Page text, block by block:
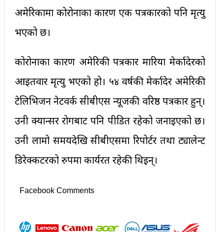
अमेरिकामा कोरोनाका कारण एक पत्रकारको पनि मृत्यु
भएको छ।
कोरोनाका कारण अमेरिकी पत्रकार मारिया मेर्कादेरको
आइतवार मृत्यु भएको हो। ५४ वर्षकी मेर्कादेर अमेरिकी
टेलिभिजन नेटवर्क सीबीएस न्यूजकी वरिष्ठ पत्रकार हुन्।
उनी क्यान्सर रोगबाट पनि पीडित रहेको जनाइएको छ।
उनी लामो समयदेखि सीबीएसमा रिपोर्टर तथा ट्यालेन्ट
डिरेक्कटरको रुपमा कार्यरत रहेकी थिइन्।
Facebook Comments